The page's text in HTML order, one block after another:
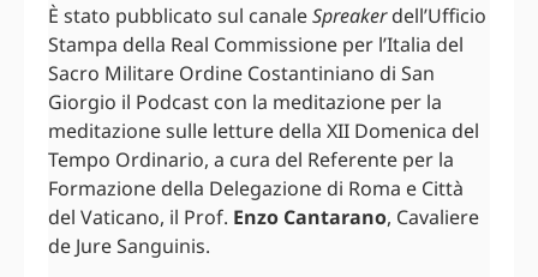
È stato pubblicato sul canaleSpreakerdell’Ufficio
Stampa della Real Commissione per l’Italia del
Sacro Militare Ordine Costantiniano di San
Giorgio il Podcast con la meditazione per la
meditazione sulle letture della XII Domenica del
Tempo Ordinario, a cura del Referente per la
Formazione della Delegazione di Roma e Città
del Vaticano, il Prof. Enzo Cantarano, Cavaliere
de Jure Sanguinis.